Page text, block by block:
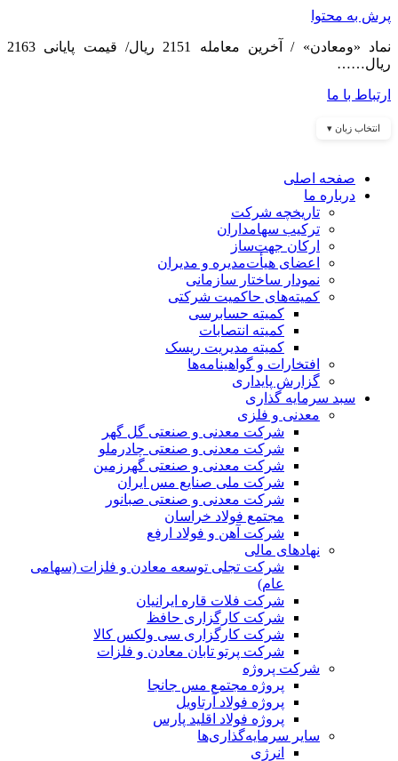
پرش به محتوا
نماد «ومعادن» / آخرین معامله 2151 ریال/ قیمت پایانی 2163
ریال……
ارتباط با ما
انتخاب زبان ▾
صفحه اصلی
درباره ما
تاریخچه شرکت
ترکیب سهامداران
ارکان جهت‌ساز
اعضای هیأت‌مدیره و مدیران
نمودار ساختار سازمانی
کمیته‌های حاکمیت شرکتی
کمیته حسابرسی
کمیته انتصابات
کمیته مدیریت ریسک
افتخارات و گواهینامه‌ها
گزارش پایداری
سبد سرمایه گذاری
معدنی و فلزی
شرکت معدنی و صنعتی گل گهر
شرکت معدنی و صنعتی چادرملو
شرکت معدنی و صنعتی گهرزمین
شرکت ملی صنایع مس ایران
شرکت معدنی و صنعتی صبانور
مجتمع فولاد خراسان
شرکت آهن و فولاد ارفع
نهادهای مالی
شرکت تجلی توسعه معادن و فلزات (سهامی
عام)
شرکت فلات قاره ایرانیان
شرکت کارگزاری حافظ
شرکت کارگزاری سی ولکس کالا
شرکت پرتو تابان معادن و فلزات
شرکت پروژه
پروژه مجتمع مس جانجا
پروژه فولاد آرتاویل
پروژه فولاد اقلید پارس
سایر سرمایه‌گذاری‌ها
انرژی